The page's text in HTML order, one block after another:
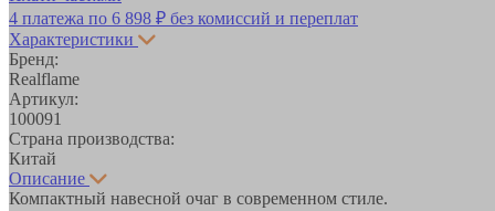
4 платежа по 6 898 ₽ без комиссий и переплат
Характеристики
Бренд:
Realflame
Артикул:
100091
Страна производства:
Китай
Описание
Компактный навесной очаг в современном стиле.